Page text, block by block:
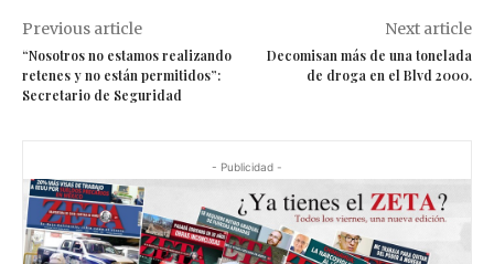
Previous article
“Nosotros no estamos realizando
retenes y no están permitidos”:
Secretario de Seguridad
Next article
Decomisan más de una tonelada
de droga en el Blvd 2000.
- Publicidad -